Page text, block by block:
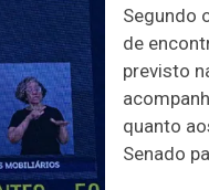
Segundo
de
previsto
quanto
Senado